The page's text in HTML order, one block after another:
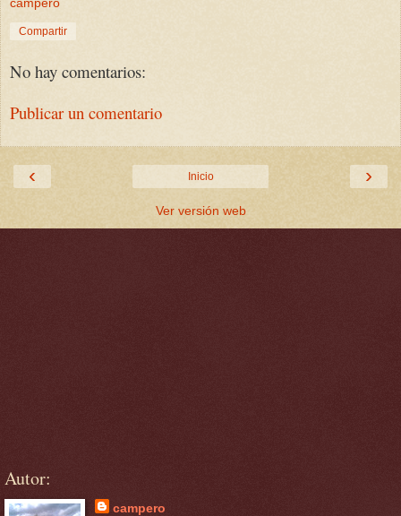
Compartir
No hay comentarios:
Publicar un comentario
‹ ›
Inicio
Ver versión web
Autor:
campero